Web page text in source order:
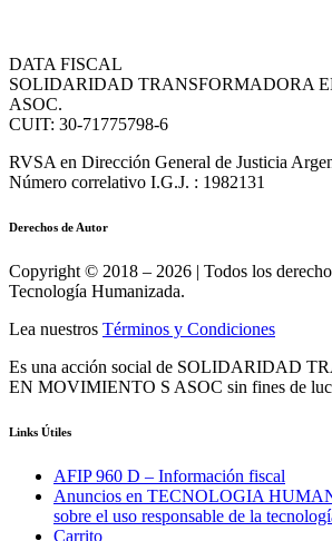
DATA FISCAL
SOLIDARIDAD TRANSFORMADORA
ASOC.
CUIT: 30-71775798-6
RVSA en Dirección General de Justicia
Número correlativo I.G.J. : 1982131
Derechos de Autor
Copyright © 2018 – 2026 | Todos los
Tecnología Humanizada.
Lea nuestros Términos y Condiciones
Es una acción social de SOLIDARIDAD
EN MOVIMIENTO S ASOC sin fines de
Links Útiles
AFIP 960 D – Información fiscal
Anuncios en TECNOLOGIA
sobre el uso responsable de la
Carrito